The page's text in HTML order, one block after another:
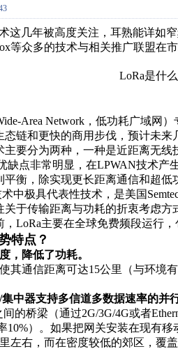
这几年被高度关注，耳熟能详如
等众多的技术与相关推广联盟在
Area Network，低功耗广域网
链和更快的商用步伐，预计未来
要分为两种，一种是近距离无
缺点非常明显，在LPWAN技术
衡，除实现更长距离通信和超低
中极具代表性技术，是美国
关于传输距离与功耗的折衷考虑
LoRa主要在全球免费频段运行，
特点？
，降低了功耗。
其通信距离可达15公里（与环境
中器支持多信道多数据速率的并
的桥梁（通过2G/3G/4G或者
10%）。如果把网关安装在现有
左右，而在密度较低的郊区，覆盖